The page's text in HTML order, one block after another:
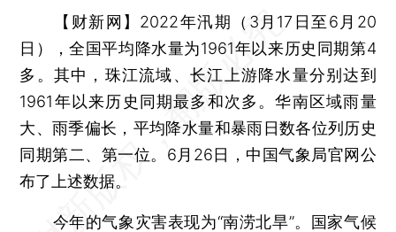
【财新网】 2022年汛期（3月17日至6月20
日），全国平均降水量为1961年以来历史同期第4
多。其中，珠江流域、长江上游降水量分别达到
1961年以来历史同期最多和次多。华南区域雨量
大、雨季偏长，平均降水量和暴雨日数各位列历史
同期第二、第一位。6月26日，中国气象局官网公
布了上述数据。
今年的气象灾害表现为“南涝北旱”。国家气候